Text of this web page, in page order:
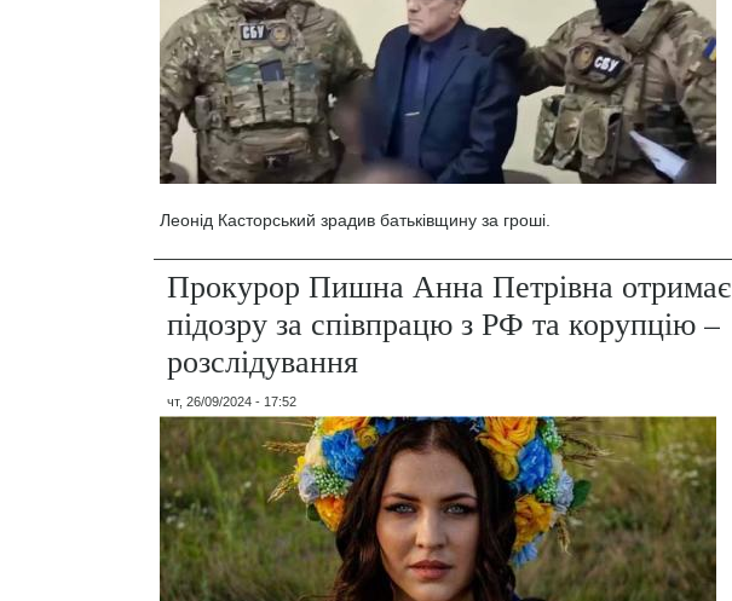
Леонід Касторський зрадив батьківщину за гроші.
Прокурор Пишна Анна Петрівна отримає
підозру за співпрацю з РФ та корупцію –
розслідування
чт, 26/09/2024 - 17:52